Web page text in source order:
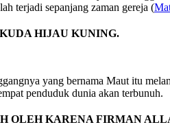
terjadi sepanjang zaman gereja (
HIJAU KUNING.
yang bernama Maut itu
penduduk dunia akan terbunuh.
OLEH KARENA FIRMAN